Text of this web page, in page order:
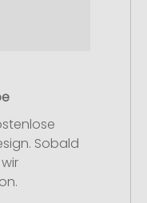
Sobald